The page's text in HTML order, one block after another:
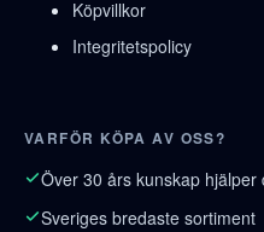
Köpvillkor
Integritetspolicy
VARFÖR KÖPA AV OSS?
Över 30 års kunskap hjälper
Sveriges bredaste sortiment